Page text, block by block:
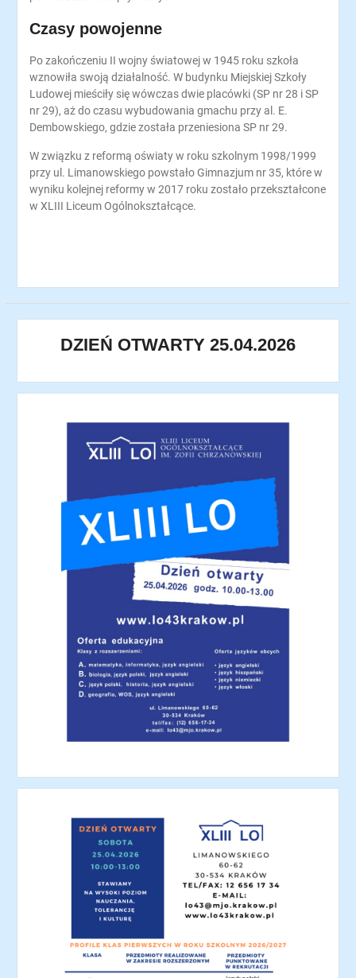
Czasy powojenne
Po zakończeniu II wojny światowej w 1945 roku szkoła
wznowiła swoją działalność. W budynku Miejskiej Szkoły
Ludowej mieściły się wówczas dwie placówki (SP nr 28 i SP
nr 29), aż do czasu wybudowania gmachu przy al. E.
Dembowskiego, gdzie została przeniesiona SP nr 29.
W związku z reformą oświaty w roku szkolnym 1998/1999
przy ul. Limanowskiego powstało Gimnazjum nr 35, które w
wyniku kolejnej reformy w 2017 roku zostało przekształcone
w XLIII Liceum Ogólnokształcące.
DZIEŃ OTWARTY 25.04.2026